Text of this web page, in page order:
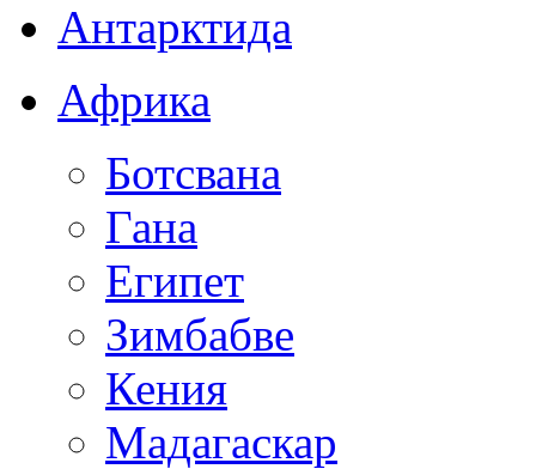
Антарктида
Африка
Ботсвана
Гана
Египет
Зимбабве
Кения
Мадагаскар